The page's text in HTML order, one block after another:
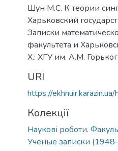
Шун М.С. К теории
Харьковский
Записки
факультета и
Х.: ХГУ им. А.М.
URI
https://
Колекції
Наукові роботи.
Ученые записки